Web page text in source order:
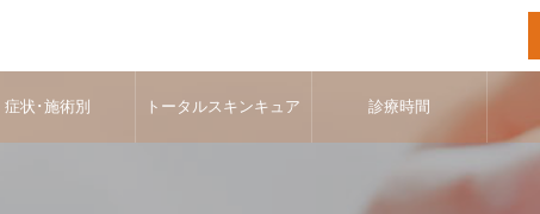
症状･施術別 トータルスキンキュア 診療時間